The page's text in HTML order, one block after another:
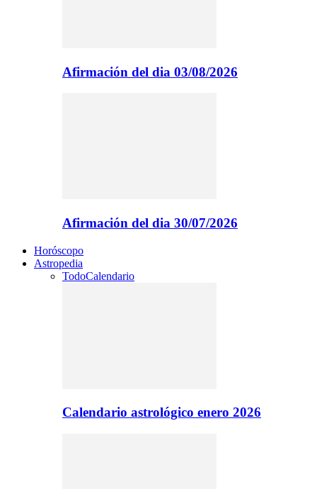
Afirmación del dia 03/08/2026
Afirmación del dia 30/07/2026
Horóscopo
Astropedia
TodoCalendario
Calendario astrológico enero 2026